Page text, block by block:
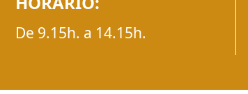
De 9.15h. a 14.15h.